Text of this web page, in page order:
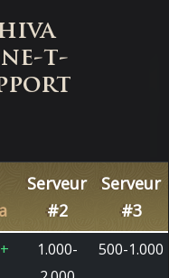
t-
Serveur
#2
Serveur
#3
1.000-
500-1.000